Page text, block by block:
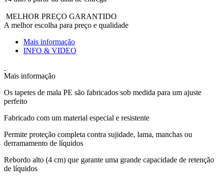
MELHOR PREÇO GARANTIDO
A melhor escolha para preço e qualidade
Mais informação
INFO & VIDEO
Mais informação
Os tapetes de mala PE são fabricados sob medida para um ajuste
perfeito
Fabricado com um material especial e resistente
Permite proteção completa contra sujidade, lama, manchas ou
derramamento de líquidos
Rebordo alto (4 cm) que garante uma grande capacidade de retenção
de líquidos